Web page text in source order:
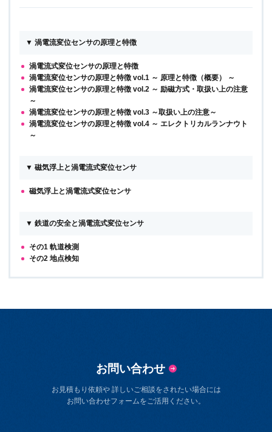
▼ 渦電流変位センサの原理と特徴
渦電流式変位センサの原理と特徴
渦電流変位センサの原理と特徴 vol.1 ～ 原理と特徴（概要） ～
渦電流変位センサの原理と特徴 vol.2 ～ 励磁方式・取扱い上の注意
～
渦電流変位センサの原理と特徴 vol.3 ～取扱い上の注意～
渦電流変位センサの原理と特徴 vol.4 ～ エレクトリカルランナウト
～
▼ 磁気浮上と渦電流式変位センサ
磁気浮上と渦電流式変位センサ
▼ 鉄道の安全と渦電流式変位センサ
その1 軌道検測
その2 地点検知
お問い合わせ
お見積もり依頼や 詳しいご相談をされたい場合には
お問い合わせフォームをご活用ください。